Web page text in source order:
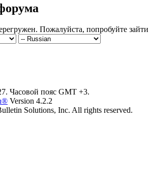
Пожалуйста, попробуйте
. Часовой пояс GMT +3.
Version 4.2.2
Solutions, Inc. All rights reserved.